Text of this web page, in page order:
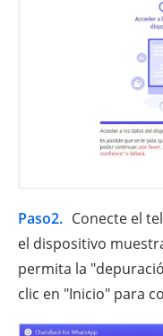
Paso2. Conecte el
el dispositivo
permita la
clic en "Inicio" para